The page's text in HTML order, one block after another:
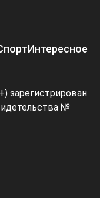
Интересное
зарегистрирован
№